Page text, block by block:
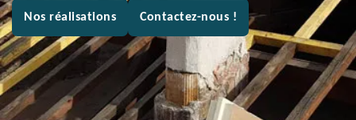
Nos réalisations Contactez-nous !